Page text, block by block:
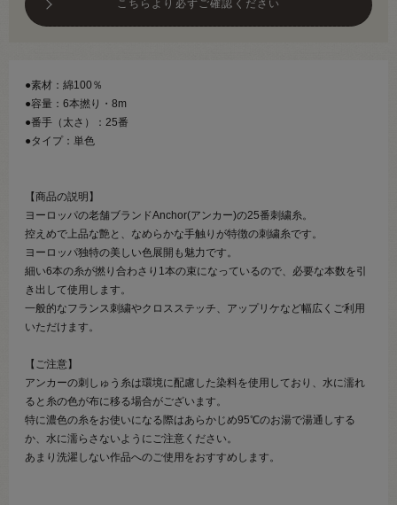
こちらより必ずご確認ください
●素材：綿100％
●容量：6本撚り・8m
●番手（太さ）：25番
●タイプ：単色
【商品の説明】
ヨーロッパの老舗ブランドAnchor(アンカー)の25番刺繍糸。
控えめで上品な艶と、なめらかな手触りが特徴の刺繍糸です。
ヨーロッパ独特の美しい色展開も魅力です。
細い6本の糸が撚り合わさり1本の束になっているので、必要な本数を引
き出して使用します。
一般的なフランス刺繍やクロスステッチ、アップリケなど幅広くご利用
いただけます。
【ご注意】
アンカーの刺しゅう糸は環境に配慮した染料を使用しており、水に濡れ
ると糸の色が布に移る場合がございます。
特に濃色の糸をお使いになる際はあらかじめ95℃のお湯で湯通しする
か、水に濡らさないようにご注意ください。
あまり洗濯しない作品へのご使用をおすすめします。